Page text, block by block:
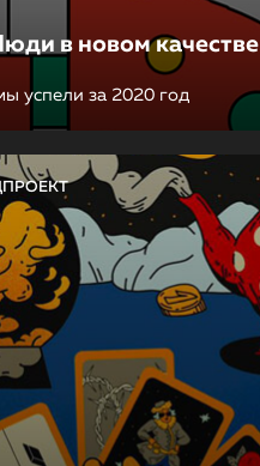
в новом качестве
успели за 2020 год